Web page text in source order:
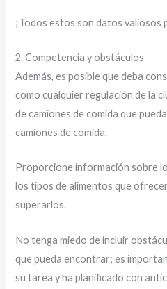
¡Todos estos son datos valiosos
2. Competencia y obstáculos
Además, es posible que deba
como cualquier regulación de la
de camiones de comida que
camiones de comida.
Proporcione información sobre
los tipos de alimentos que
superarlos.
No tenga miedo de incluir
que pueda encontrar; es
su tarea y ha planificado con